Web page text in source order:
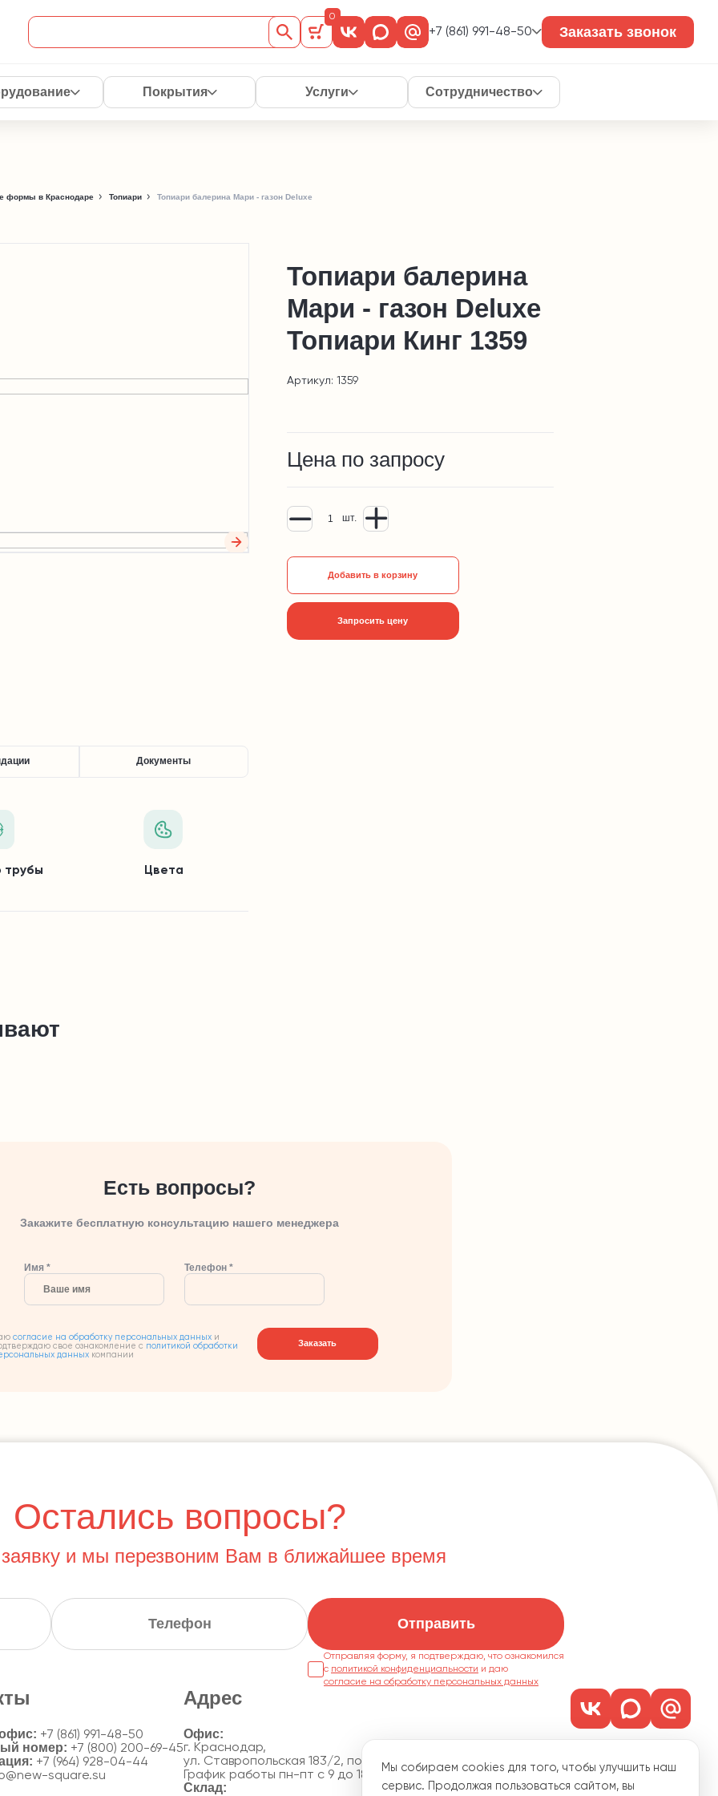
0
+7 (861) 991-48-50 Заказать звонок
Покрытия Услуги Сотрудничество
формы в Краснодаре Топиари Топиари балерина Мари - газон Deluxe
Топиари балерина
Мари - газон Deluxe
Топиари Кинг 1359
Артикул: 1359
Цена по запросу
шт.
Добавить в корзину
Запросить цену
Документы
трубы Цвета
Есть вопросы?
Закажите бесплатную консультацию нашего менеджера
Имя * Телефон *
согласие на обработку персональных данных и
свое ознакомление с политикой обработки
данных компании
Заказать
Остались вопросы?
заявку и мы перезвоним Вам в ближайшее время
Отправить
Отправляя форму, я подтверждаю, что ознакомился
с политикой конфиденциальности
согласие на обработку персональных данных
+7 (861) 991-48-50
номер: +7 (800) 200-69-45
+7 (964) 928-04-44
square.su
Адрес
г. Краснодар,
ул. Ставропольская 183/2, пом. 1101
График работы пн-пт с 9 до 18
Мы собираем cookies для того, чтобы улучшить наш
сервис. Продолжая пользоваться сайтом, вы